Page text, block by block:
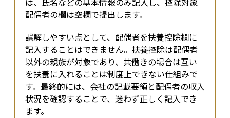
配偶者の欄は空欄で提出します。
誤解しやすい点として、配偶者を扶養控除欄に
記入することはできません。扶養控除は配偶者
以外の親族が対象であり、共働きの場合は互い
を扶養に入れることは制度上できない仕組みで
す。最終的には、会社の記載要領と配偶者の収入
状況を確認することで、迷わず正しく記入でき
ます。